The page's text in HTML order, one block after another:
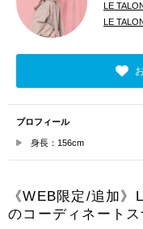
LE
LE
プロフィール
身長：156cm
《WEB限定/追加
のコーディネート